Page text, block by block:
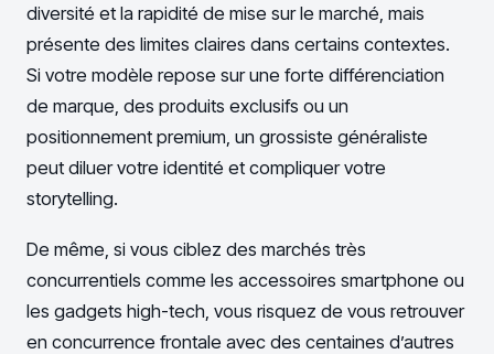
diversité et la rapidité de mise sur le marché, mais
présente des limites claires dans certains contextes.
Si votre modèle repose sur une forte différenciation
de marque, des produits exclusifs ou un
positionnement premium, un grossiste généraliste
peut diluer votre identité et compliquer votre
storytelling.
De même, si vous ciblez des marchés très
concurrentiels comme les accessoires smartphone ou
les gadgets high-tech, vous risquez de vous retrouver
en concurrence frontale avec des centaines d’autres